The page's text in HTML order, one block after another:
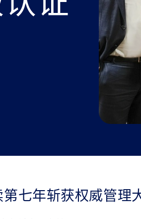
七年斩获权威管理